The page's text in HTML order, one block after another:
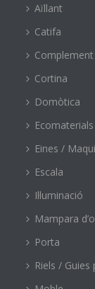
Aïllant
Catifa
Cortina
Domòtica
Ecomaterials
Eines /
Escala
Il·luminació
Mampara
Porta
Riels /